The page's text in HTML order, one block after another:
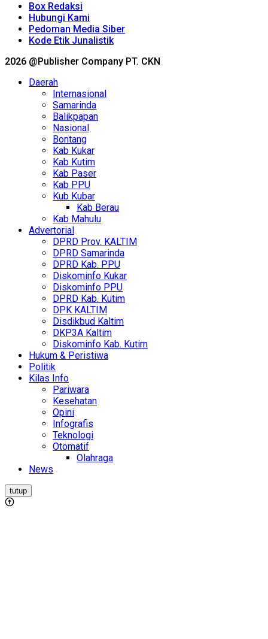
Box Redaksi
Hubungi Kami
Pedoman Media Siber
Kode Etik Junalistik
2026 @Publisher Company PT. CKN
Daerah
Internasional
Samarinda
Balikpapan
Nasional
Bontang
Kab Kukar
Kab Kutim
Kab Paser
Kab PPU
Kub Kubar
Kab Berau
Kab Mahulu
Advertorial
DPRD Prov. KALTIM
DPRD Samarinda
DPRD Kab. PPU
Diskominfo Kukar
Diskominfo PPU
DPRD Kab. Kutim
DPK KALTIM
Disdikbud Kaltim
DKP3A Kaltim
Diskominfo Kab. Kutim
Hukum & Peristiwa
Politik
Kilas Info
Pariwara
Kesehatan
Opini
Infografis
Teknologi
Otomatif
Olahraga
News
tutup